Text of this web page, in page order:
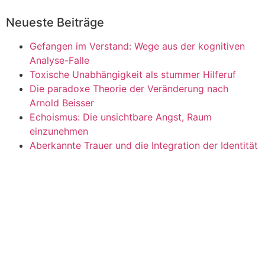
Neueste Beiträge
Gefangen im Verstand: Wege aus der kognitiven
Analyse-Falle
Toxische Unabhängigkeit als stummer Hilferuf
Die paradoxe Theorie der Veränderung nach
Arnold Beisser
Echoismus: Die unsichtbare Angst, Raum
einzunehmen
Aberkannte Trauer und die Integration der Identität